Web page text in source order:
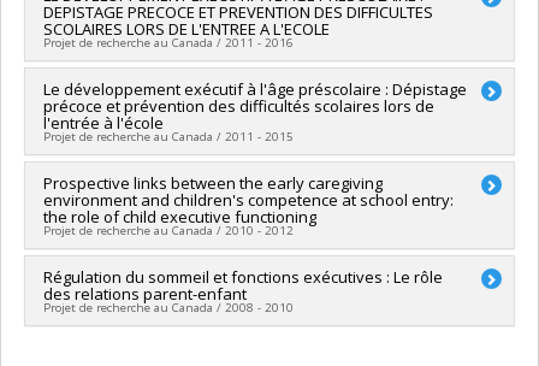
Annie Bernier,Michelle McKerral,Marc Schoenwiesner
Dave Saint-Amour, Hugo Théoret,Jacques Bergeron
Paul Guillemot,Michael J. L. Sullivan
Funding sources:FRQS/Fonds de recherche du Québec -
Santé (FRSQ)
Grant programs:PVXXXXXX-Subvention de groupe de
recherche
DEPISTAGE PRECOCE ET PREVENTION DES DIFFICULTES
SCOLAIRES LORS DE L'ENTREE A L'ECOLE
Projet de recherche au Canada / 2011 - 2016
Lead researcher :Annie Bernier
Co-researchers :Miriam Beauchamp
Funding sources: FRQSC/Fonds de recherche du Québec -
Société et culture (FQRSC)
Grant programs:PVXXXXXX-(AC) Action concertée : Prog de
rech sur la persévérance et la réussite scolaires
Le développement exécutif à l'âge préscolaire : Dépistage
précoce et prévention des difficultés scolaires lors de
l'entrée à l'école
Projet de recherche au Canada / 2011 - 2015
Prospective links between the early caregiving
environment and children's competence at school entry:
the role of child executive functioning
Projet de recherche au Canada / 2010 - 2012
Lead researcher :Annie Bernier
Régulation du sommeil et fonctions exécutives : Le rôle
des relations parent-enfant
Projet de recherche au Canada / 2008 - 2010